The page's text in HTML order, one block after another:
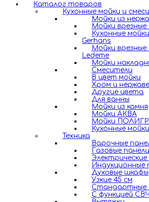
Каталог товаров
Кухонные мойки и
Мойки из
Мойки врезные
Кухонные
Gerhans
Мойки врезные
Ledeme
Мойки
Смесители
В цвет мойки
Хром и
Другие цвета
Для ванны
Мойки из камня
Мойки АКВА
Мойки
Кухонные
Техника
Варочные
Газовые панели
Электрические
Индукционные
Духовые шкафы
Узкие 45 см
Стандартные
С функцией СВЧ